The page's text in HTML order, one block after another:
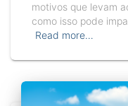
motivos que levam
como isso pode
Read more…